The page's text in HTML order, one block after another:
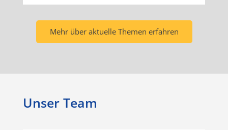
Mehr über aktuelle Themen erfahren
Unser Team